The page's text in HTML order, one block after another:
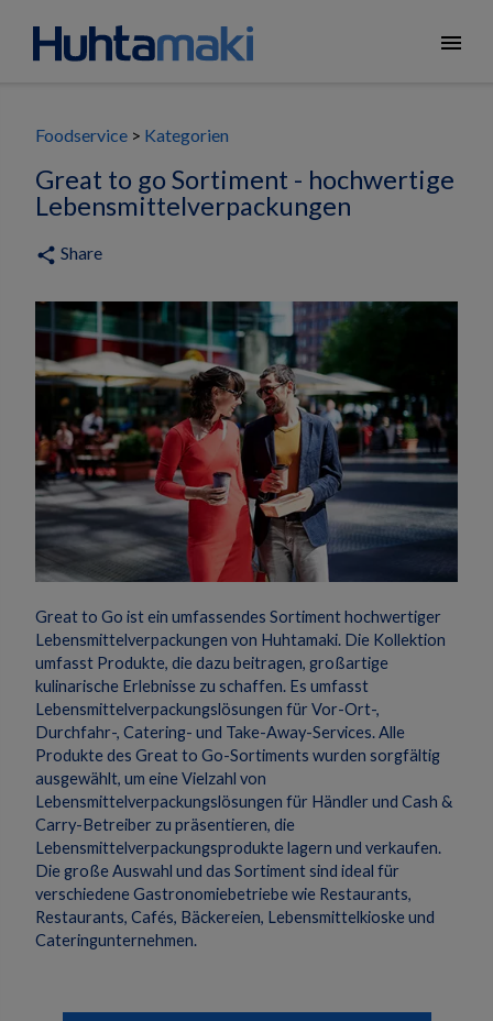
menu
Foodservice Kategorien
Great to go Sortiment - hochwertige
Lebensmittelverpackungen
share Share
Great to Go ist ein umfassendes Sortiment hochwertiger
Lebensmittelverpackungen von Huhtamaki. Die Kollektion
umfasst Produkte, die dazu beitragen, großartige
kulinarische Erlebnisse zu schaffen. Es umfasst
Lebensmittelverpackungslösungen für Vor-Ort-,
Durchfahr-, Catering- und Take-Away-Services.Alle
Produkte des Great to Go-Sortiments wurden sorgfältig
ausgewählt, um eine Vielzahl von
Lebensmittelverpackungslösungen für Händler und Cash &
Carry-Betreiber zu präsentieren, die
Lebensmittelverpackungsprodukte lagern und verkaufen.
Die große Auswahl und das Sortiment sind ideal für
verschiedene Gastronomiebetriebe wie Restaurants,
Restaurants, Cafés, Bäckereien, Lebensmittelkioske und
Cateringunternehmen.